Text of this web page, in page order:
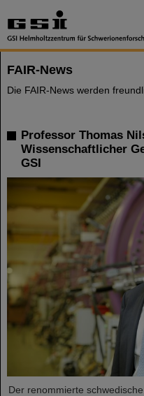
FAIR-News
Die FAIR-News werden
Professor Thomas
Wissenschaftlicher
GSI
Der renommierte